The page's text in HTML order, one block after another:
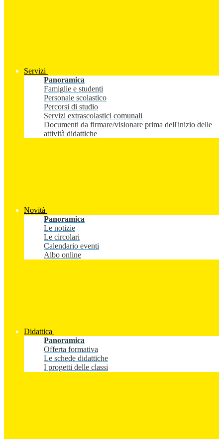
Servizi
Panoramica
Famiglie e studenti
Personale scolastico
Percorsi di studio
Servizi extrascolastici comunali
Documenti da firmare/visionare prima dell'inizio delle
attività didattiche
Novità
Panoramica
Le notizie
Le circolari
Calendario eventi
Albo online
Didattica
Panoramica
Offerta formativa
Le schede didattiche
I progetti delle classi